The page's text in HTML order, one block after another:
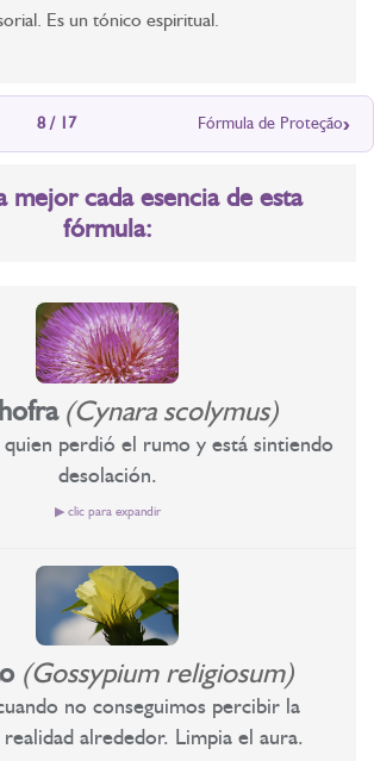
Es un tónico espiritual.
8 / 17 Fórmula de Proteção›
mejor cada esencia de esta
fórmula:
(Cynara scolymus)
quien perdió el rumo y está sintiendo
desolación.
▶ clic para expandir
para aquellos que han perdido el rumbo y se
La alcachofa es una esencia floral que
transformaciones en la conciencia. Uno de los
trabaja tiene que ver con el sentimiento de
general. Floral útil para quienes desarrollan o
(Gossypium religiosum)
no conseguimos percibir la
alrededor. Limpia el aura.